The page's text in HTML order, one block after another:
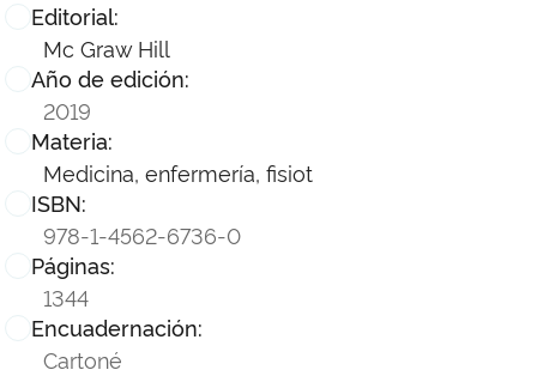
Editorial:
Mc Graw Hill
Año de edición:
2019
Materia:
Medicina, enfermería, fisiot
ISBN:
978-1-4562-6736-0
Páginas:
1344
Encuadernación:
Cartoné